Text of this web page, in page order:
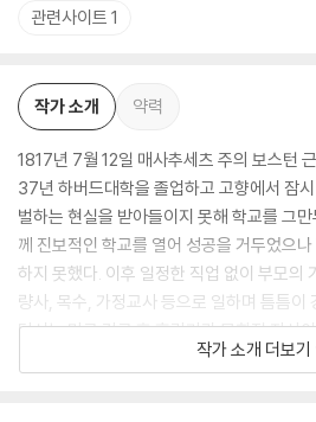
관련사이트 1
작가 소개 약력
1817년 7월 12일 매사추세츠 주의 보스턴
37년 하버드대학을 졸업하고 고향에서 잠
벌하는 현실을 받아들이지 못해 학교를 그
께 진보적인 학교를 열어 성공을 거두었으
하지 못했다. 이후 일정한 직업 없이 부모의
량사, 목수, 가정교사 등으로 일하며 틈틈이
당시는 미국 건국 후 혼란기라 문화적 자산
사조인 초월주의 태두 랠프 왈도 에머슨과
작가 소개 더보기